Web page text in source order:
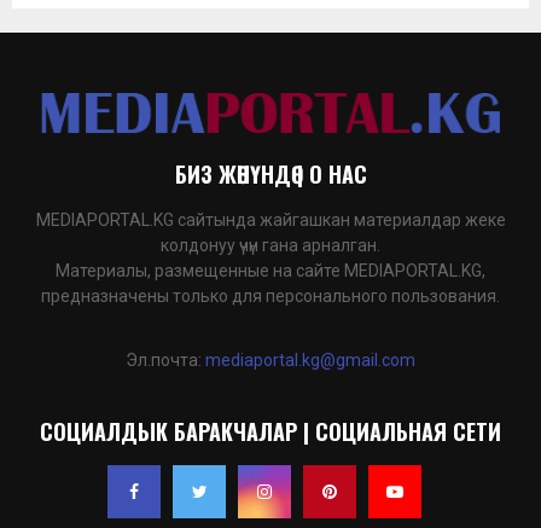
БИЗ ЖӨНҮНДӨ | О НАС
MEDIAPORTAL.KG сайтында жайгашкан материалдар жеке
колдонуу үчүн гана арналган.
Материалы, размещенные на сайте MEDIAPORTAL.KG,
предназначены только для персонального пользования.
Эл.почта: mediaportal.kg@gmail.com
СОЦИАЛДЫК БАРАКЧАЛАР | СОЦИАЛЬНАЯ СЕТИ